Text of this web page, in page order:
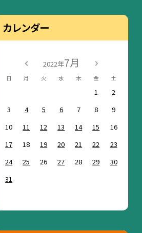
カレンダー
2022年7月
日 月 火 水 木 金 土
1
2
3
4 5 6 7 8
9
10
11 12 13 14 15
16
17
18 19 20 21 22
23
24
25 26 27 28 29
30
31